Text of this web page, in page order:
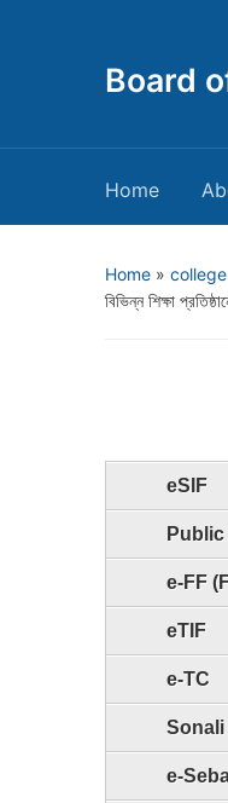
Board
Home
Home » college
বিভিন্ন শিক্ষা
eSIF
e-FF
eTIF
e-TC
Sonali
e-